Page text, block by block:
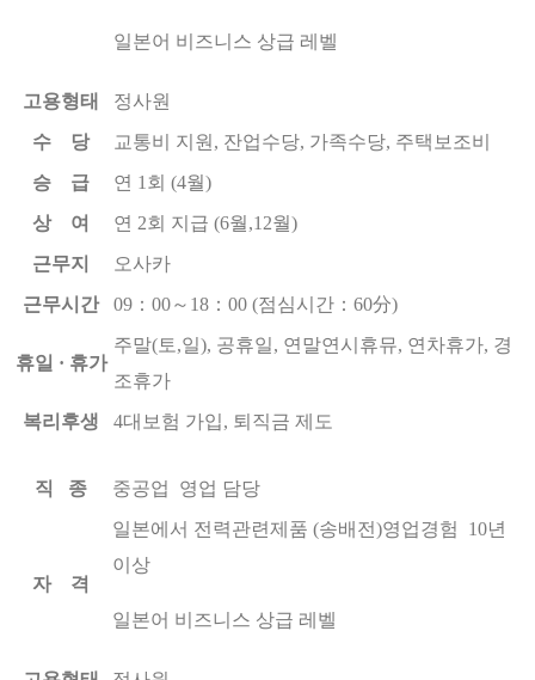
일본어 비즈니스 상급 레벨
고용형태
정사원
수 당
교통비 지원, 잔업수당, 가족수당, 주택보조비
승 급
연 1회 (4월)
상 여
연 2회 지급 (6월,12월)
근무지
오사카
근무시간
09：00～18：00 (점심시간：60分)
휴일 · 휴가
주말(토,일), 공휴일, 연말연시휴뮤, 연차휴가, 경
조휴가
복리후생
4대보험 가입, 퇴직금 제도
직 종 중공업 영업 담당
자 격
일본에서 전력관련제품 (송배전)영업경험 10년
이상
일본어 비즈니스 상급 레벨